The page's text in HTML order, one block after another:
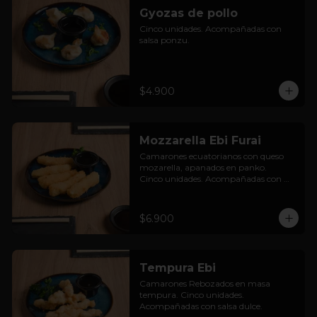
Gyozas de pollo
Cinco unidades. Acompañadas con
salsa ponzu.
$4.900
Mozzarella Ebi Furai
Camarones ecuatorianos con queso
mozarella, apanados en panko.
Cinco unidades. Acompañadas con
$6.900
Tempura Ebi
Camarones Rebozados en masa
tempura. Cinco unidades.
Acompañadas con salsa dulce.